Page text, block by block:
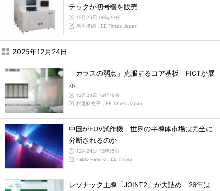
テックが初号機を販売
12月25日 09時20分
馬本隆綱，EE Times Japan
2025年12月24日
「ガラスの弱点」克服するコア基板 FICTが展
示
12月24日 16時45分
村尾麻悠子，EE Times Japan
中国がEUV試作機 世界の半導体市場は完全に
分断されるのか
12月24日 15時55分
Pablo Valerio，EE Times
レゾナック主導「JOINT2」が大詰め 26年は